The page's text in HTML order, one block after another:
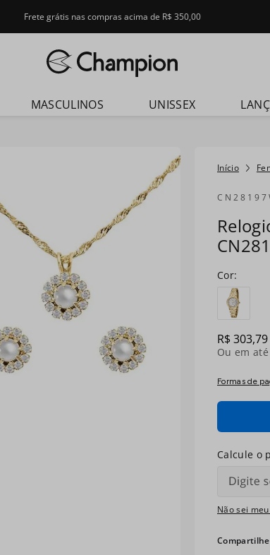
Frete grátis nas compras acima de R$ 350,00
MASCULINOS UNISSEX
R$303,79
Ou em
Formas de
Não sei meu